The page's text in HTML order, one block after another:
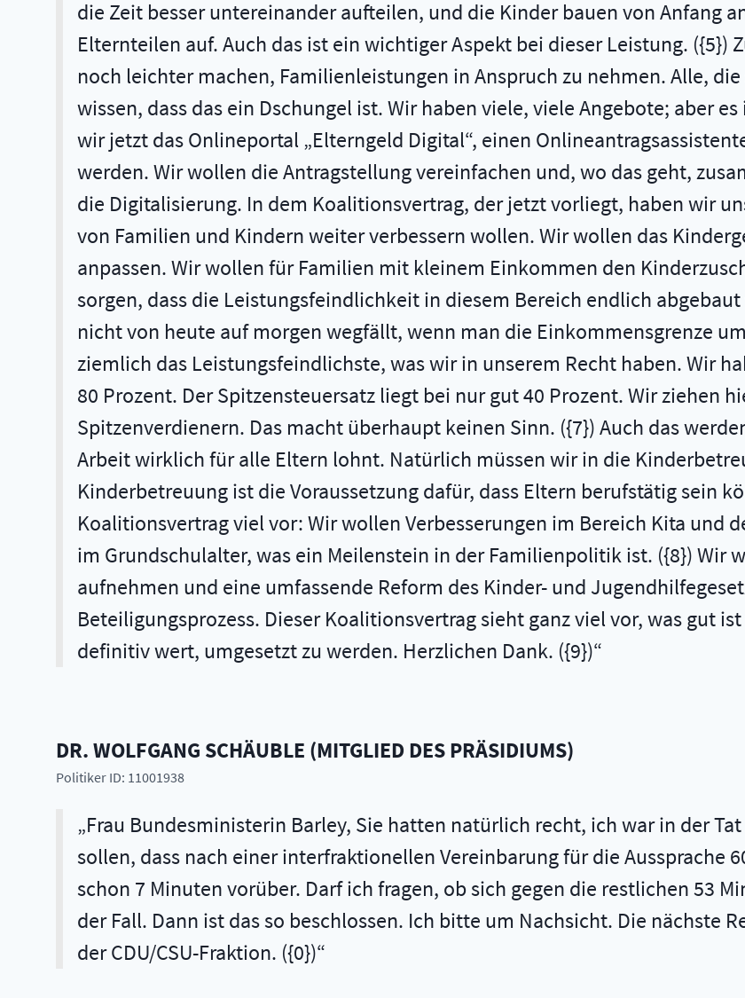
die Zeit besser untereinander aufteilen, und die Kinder bauen von Anfang
Elternteilen auf. Auch das ist ein wichtiger Aspekt bei dieser Leistung. ({5})
noch leichter machen, Familienleistungen in Anspruch zu nehmen. Alle,
wissen, dass das ein Dschungel ist. Wir haben viele, viele Angebote; aber
wir jetzt das Onlineportal „Elterngeld Digital“, einen
werden. Wir wollen die Antragstellung vereinfachen und, wo das geht,
die Digitalisierung. In dem Koalitionsvertrag, der jetzt vorliegt, haben wir
von Familien und Kindern weiter verbessern wollen. Wir wollen das
anpassen. Wir wollen für Familien mit kleinem Einkommen den
sorgen, dass die Leistungsfeindlichkeit in diesem Bereich endlich
nicht von heute auf morgen wegfällt, wenn man die Einkommensgrenze
ziemlich das Leistungsfeindlichste, was wir in unserem Recht haben. Wir
80 Prozent. Der Spitzensteuersatz liegt bei nur gut 40 Prozent. Wir ziehen
Spitzenverdienern. Das macht überhaupt keinen Sinn. ({7}) Auch das
Arbeit wirklich für alle Eltern lohnt. Natürlich müssen wir in die
Kinderbetreuung ist die Voraussetzung dafür, dass Eltern berufstätig sein
Koalitionsvertrag viel vor: Wir wollen Verbesserungen im Bereich Kita und
im Grundschulalter, was ein Meilenstein in der Familienpolitik ist. ({8}) Wir
aufnehmen und eine umfassende Reform des Kinder- und
Beteiligungsprozess. Dieser Koalitionsvertrag sieht ganz viel vor, was gut
definitiv wert, umgesetzt zu werden. Herzlichen Dank. ({9})
DR.WOLFGANG SCHÄUBLE (MITGLIED DES PRÄSIDIUMS)
Politiker ID: 11001938
Frau Bundesministerin Barley, Sie hatten natürlich recht, ich war in der
sollen, dass nach einer interfraktionellen Vereinbarung für die Aussprache
schon 7 Minuten vorüber. Darf ich fragen, ob sich gegen die restlichen 53
der Fall. Dann ist das so beschlossen. Ich bitte um Nachsicht. Die nächste
der CDU/CSU-Fraktion. ({0})